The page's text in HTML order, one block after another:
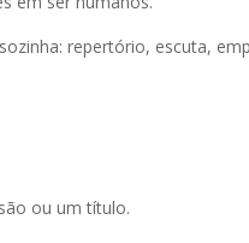
repertório, escuta,
ou um título.